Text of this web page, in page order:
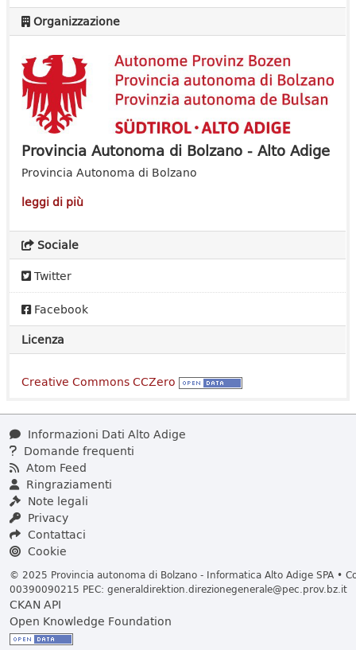
Organizzazione
Provincia Autonoma di Bolzano - Alto Adige
Provincia Autonoma di Bolzano
leggi di più
Sociale
Twitter
Facebook
Licenza
Creative Commons CCZero
Informazioni Dati Alto Adige
Domande frequenti
Atom Feed
Ringraziamenti
Note legali
Privacy
Contattaci
Cookie
© 2025 Provincia autonoma di Bolzano - Informatica Alto Adige SPA •
00390090215 PEC: generaldirektion.direzionegenerale@pec.prov.bz.it
CKAN API
Open Knowledge Foundation